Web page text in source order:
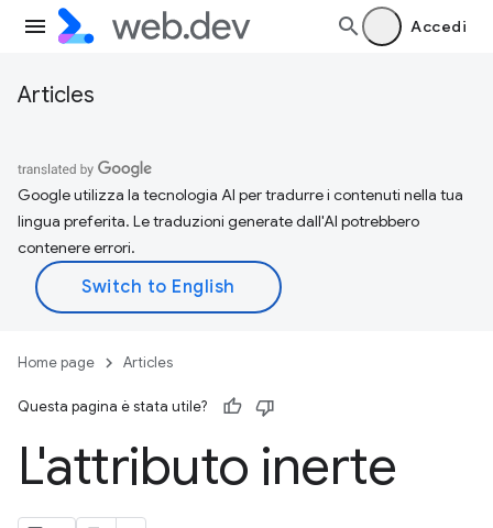
Accedi
Articles
Google utilizza la tecnologia AI per tradurre i contenuti nella tua
lingua preferita. Le traduzioni generate dall'AI potrebbero
contenere errori.
Home page Articles
Questa pagina è stata utile?
L'attributo inerte